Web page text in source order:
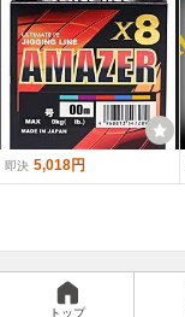
即決 5,018円
トップ